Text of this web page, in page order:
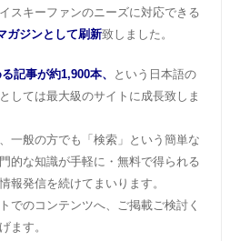
スキーファンのニーズに対応できる
ガジンとして刷新致しました。
記事が約1,900本、
という日本語の
しては最大級のサイトに成長致しま
一般の方でも「検索」という簡単な
的な知識が手軽に・無料で得られる
報発信を続けてまいります。
でのコンテンツへ、ご掲載ご検討く
ます。